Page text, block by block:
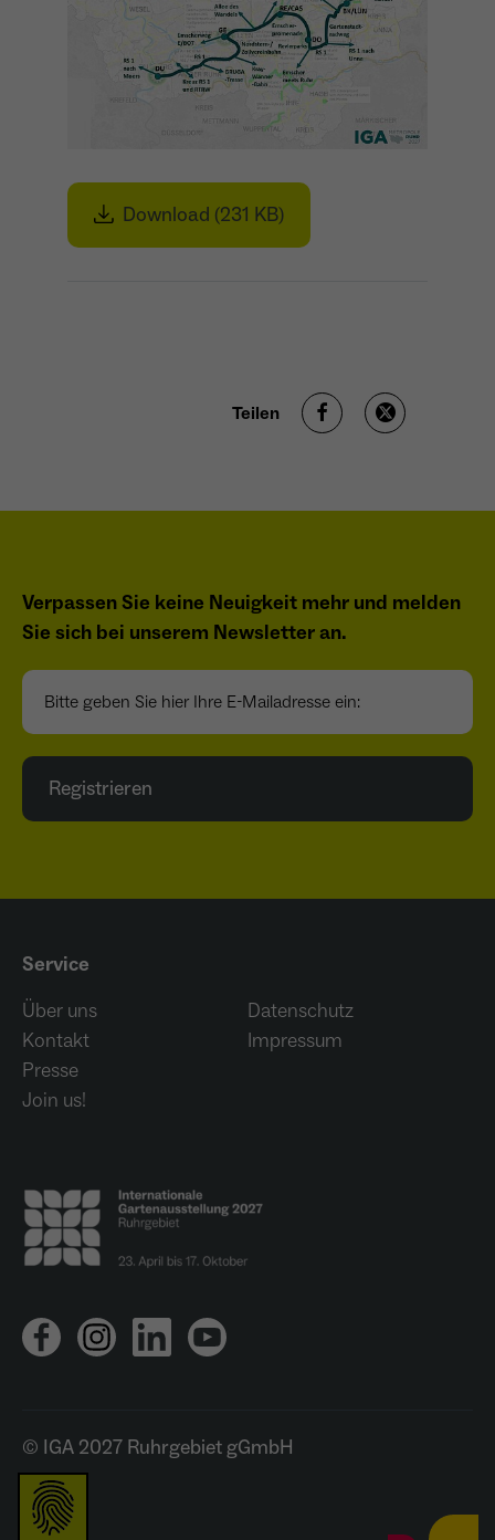
Download (231 KB)
Teilen
Verpassen Sie keine Neuigkeit mehr und melden
Sie sich bei unserem Newsletter an.
Bitte geben Sie hier Ihre E-Mailadresse ein:
Registrieren
Service
Über uns
Kontakt
Presse
Join us!
Datenschutz
Impressum
© IGA 2027 Ruhrgebiet gGmbH